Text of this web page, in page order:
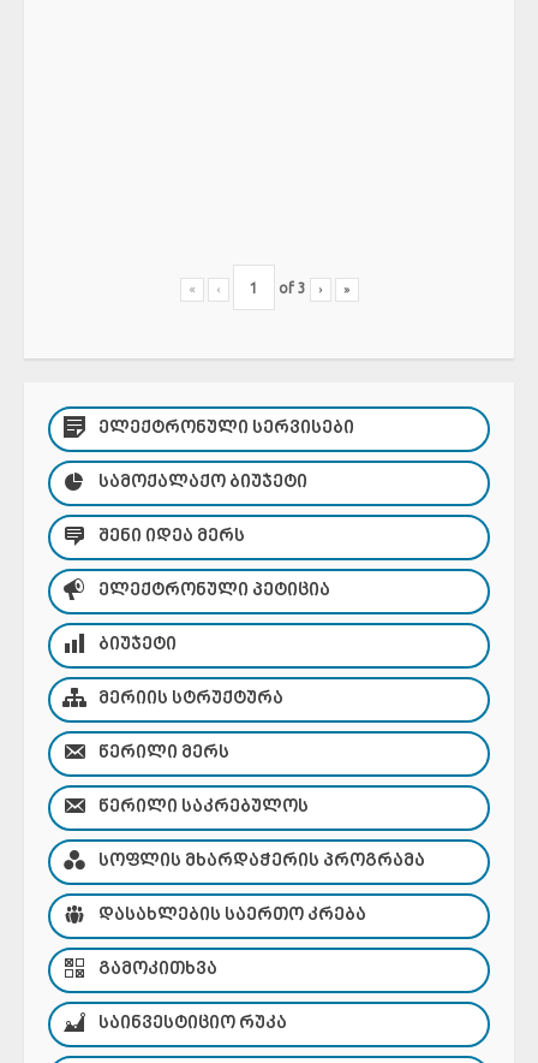
« ‹ of 3 › »
ᲔᲚᲔᲥᲢᲠᲝᲜᲣᲚᲘ ᲡᲔᲠᲕᲘᲡᲔᲑᲘ
ᲡᲐᲛᲝᲥᲐᲚᲐᲥᲝ ᲑᲘᲣᲯᲔᲢᲘ
ᲨᲔᲜᲘ ᲘᲓᲔᲐ ᲛᲔᲠᲡ
ᲔᲚᲔᲥᲢᲠᲝᲜᲣᲚᲘ ᲞᲔᲢᲘᲪᲘᲐ
ᲑᲘᲣᲯᲔᲢᲘ
ᲛᲔᲠᲘᲘᲡ ᲡᲢᲠᲣᲥᲢᲣᲠᲐ
ᲬᲔᲠᲘᲚᲘ ᲛᲔᲠᲡ
ᲬᲔᲠᲘᲚᲘ ᲡᲐᲙᲠᲔᲑᲣᲚᲝᲡ
ᲡᲝᲤᲚᲘᲡ ᲛᲮᲐᲠᲓᲐᲭᲔᲠᲘᲡ ᲞᲠᲝᲒᲠᲐᲛᲐ
ᲓᲐᲡᲐᲮᲚᲔᲑᲘᲡ ᲡᲐᲔᲠᲗᲝ ᲙᲠᲔᲑᲐ
ᲒᲐᲛᲝᲙᲘᲗᲮᲕᲐ
ᲡᲐᲘᲜᲕᲔᲡᲢᲘᲪᲘᲝ ᲠᲣᲙᲐ